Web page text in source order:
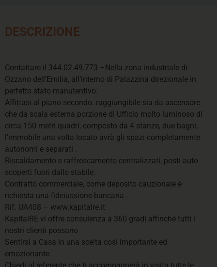
DESCRIZIONE
Contattare il 344.02.49.773 –Nella zona industriale di
Ozzano dell’Emilia, all’interno di Palazzina direzionale in
perfetto stato manutentivo.
Affittasi al piano secondo. raggiungibile sia da ascensore
che da scala esterna porzione di Ufficio molto luminoso di
circa 150 metri quadri, composto da 4 stanze, due bagni,
l’immobile una volta locato avrà gli spazi completamente
autonomi e separati .
Riscaldamento e raffrescamento centralizzati, posti auto
scoperti fuori dallo stabile.
Contratto commerciale, come deposito cauzionale è
richiesta una fideiussione bancaria .
Rif. UA408 – www.kapitalre.it
KapitalRE vi offre consulenza a 360 gradi affinché tutti i
nostri clienti possano
Sentirsi a Casa in una scelta così importante ed
emozionante.
Chiedi al referente che ti accompagnerà in visita tutte le